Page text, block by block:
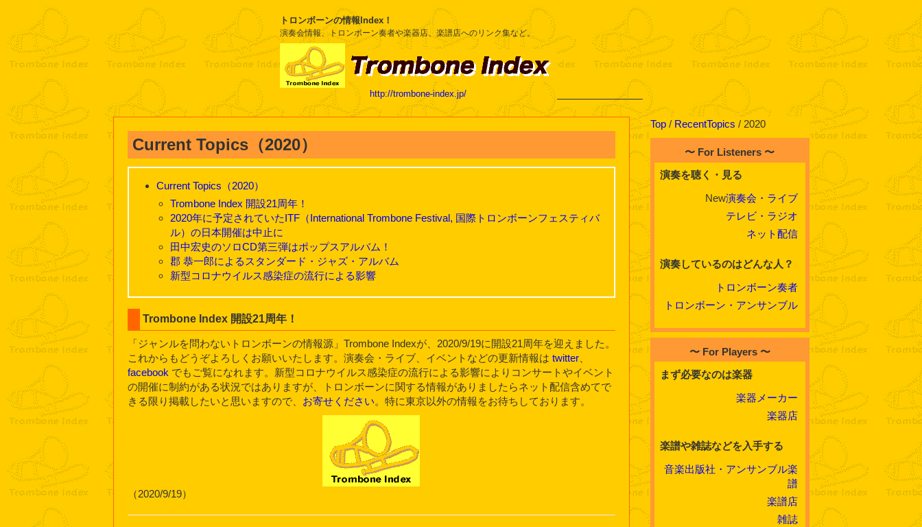
トロンボーンの情報Index！
演奏会情報、トロンボーン奏者や楽器店、楽譜店へのリンク集など。
http://trombone-index.jp/
Current Topics（2020）
Current Topics（2020）
Trombone Index 開設21周年！
2020年に予定されていたITF（International Trombone Festival, 国際トロンボーンフェスティバ
ル）の日本開催は中止に
田中宏史のソロCD第三弾はポップスアルバム！
郡 恭一郎によるスタンダード・ジャズ・アルバム
新型コロナウイルス感染症の流行による影響
Trombone Index 開設21周年！
「ジャンルを問わないトロンボーンの情報源」Trombone Indexが、2020/9/19に開設21周年を迎えました。
これからもどうぞよろしくお願いいたします。演奏会・ライブ、イベントなどの更新情報は twitter、
facebook でもご覧になれます。新型コロナウイルス感染症の流行による影響によりコンサートやイベント
の開催に制約がある状況ではありますが、トロンボーンに関する情報がありましたらネット配信含めてで
きる限り掲載したいと思いますので、 お寄せください。特に東京以外の情報をお待ちしております。
（2020/9/19）
Top / RecentTopics / 2020
〜 For Listeners 〜
演奏を聴く・見る
New演奏会・ライブ
テレビ・ラジオ
ネット配信
演奏しているのはどんな人？
トロンボーン奏者
トロンボーン・アンサンブル
〜 For Players 〜
まず必要なのは楽器
楽器メーカー
楽器店
楽譜や雑誌などを入手する
音楽出版社・アンサンブル楽
譜
楽譜店
雑誌